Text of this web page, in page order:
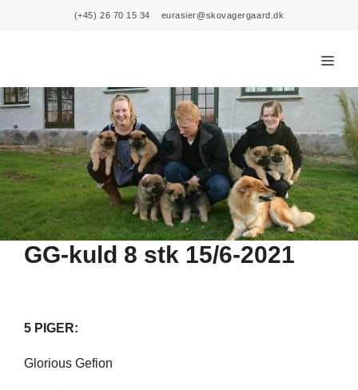
(+45) 26 70 15 34 eurasier@skovagergaard.dk
GG-kuld 8 stk 15/6-2021
5 PIGER:
Glorious Gefion